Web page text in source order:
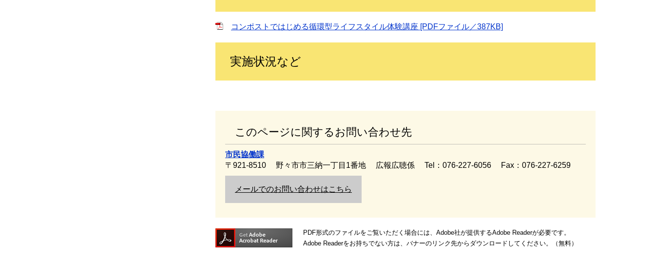
コンポストではじめる循環型ライフスタイル体験講座 [PDFファイル／387KB]
実施状況など
このページに関するお問い合わせ先
市民協働課
〒921-8510
野々市市三納一丁目1番地 広報広聴係 Tel：076-227-6056 Fax：076-227-6259
メールでのお問い合わせはこちら
PDF形式のファイルをご覧いただく場合には、Adobe社が提供するAdobe Readerが必要です。
Adobe Readerをお持ちでない方は、バナーのリンク先からダウンロードしてください。（無料）